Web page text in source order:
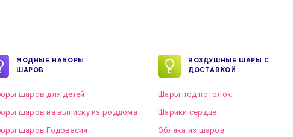
МОДНЫЕ НАБОРЫ
ШАРОВ
шаров для детей
шаров на выписку из роддома
шаров Годовасия
ВОЗДУШНЫЕ ШАРЫ С
ДОСТАВКОЙ
Шары под потолок
Шарики сердце
Облака из шаров